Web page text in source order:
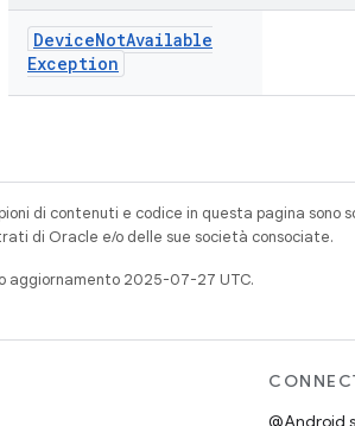
DeviceNotAvailable
Exception
di contenuti e codice in questa pagina sono
di Oracle e/o delle sue società consociate.
aggiornamento 2025-07-27 UTC.
@Android